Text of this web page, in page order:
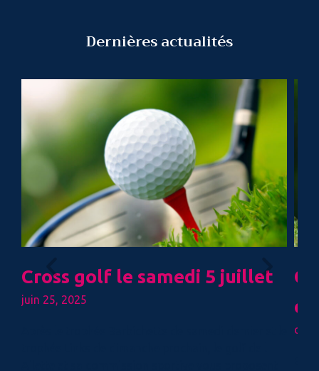
Dernières actualités
Cross golf le samedi 5 juillet
juin 25, 2025